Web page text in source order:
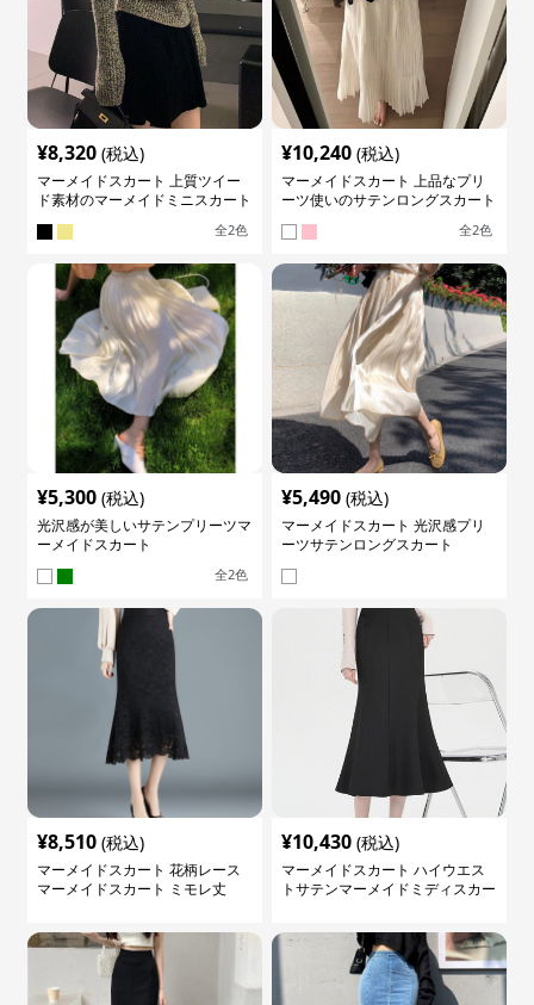
¥8,320 (税込)
マーメイドスカート 上質ツイー
ド素材のマーメイドミニスカート
全2色
¥10,240 (税込)
マーメイドスカート 上品なプリ
ーツ使いのサテンロングスカート
全2色
¥5,300 (税込)
光沢感が美しいサテンプリーツマ
ーメイドスカート
全2色
¥5,490 (税込)
マーメイドスカート 光沢感プリ
ーツサテンロングスカート
¥8,510 (税込)
マーメイドスカート 花柄レース
マーメイドスカート ミモレ丈
¥10,430 (税込)
マーメイドスカート ハイウエス
トサテンマーメイドミディスカー